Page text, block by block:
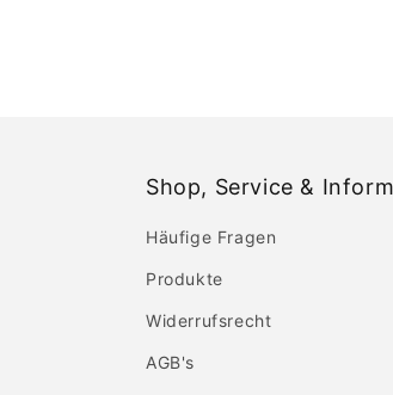
Shop, Service &
Häufige Fragen
Produkte
Widerrufsrecht
AGB's